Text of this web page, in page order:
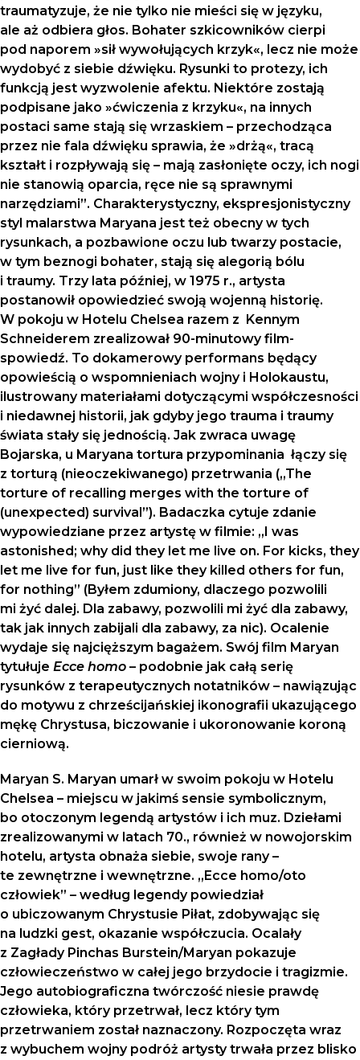
traumatyzuje, że nie tylko nie mieści się w języku,
ale aż odbiera głos. Bohater szkicowników cierpi
pod naporem »sił wywołujących krzyk«, lecz nie może
wydobyć z siebie dźwięku. Rysunki to protezy, ich
funkcją jest wyzwolenie afektu. Niektóre zostają
podpisane jako »ćwiczenia z krzyku«, na innych
postaci same stają się wrzaskiem – przechodząca
przez nie fala dźwięku sprawia, że »drżą«, tracą
kształt i rozpływają się – mają zasłonięte oczy, ich nogi
nie stanowią oparcia, ręce nie są sprawnymi
narzędziami”. Charakterystyczny, ekspresjonistyczny
styl malarstwa Maryana jest też obecny w tych
rysunkach, a pozbawione oczu lub twarzy postacie,
w tym beznogi bohater, stają się alegorią bólu
i traumy. Trzy lata później, w 1975 r., artysta
postanowił opowiedzieć swoją wojenną historię.
W pokoju w Hotelu Chelsea razem z Kennym
Schneiderem zrealizował 90-minutowy film-
spowiedź. To dokamerowy performans będący
opowieścią o wspomnieniach wojny i Holokaustu,
ilustrowany materiałami dotyczącymi współczesności
i niedawnej historii, jak gdyby jego trauma i traumy
świata stały się jednością. Jak zwraca uwagę
Bojarska, u Maryana tortura przypominania łączy się
z torturą (nieoczekiwanego) przetrwania („The
torture of recalling merges with the torture of
(unexpected) survival”). Badaczka cytuje zdanie
wypowiedziane przez artystę w filmie: „I was
astonished; why did they let me live on. For kicks, they
let me live for fun, just like they killed others for fun,
for nothing” (Byłem zdumiony, dlaczego pozwolili
mi żyć dalej. Dla zabawy, pozwolili mi żyć dla zabawy,
tak jak innych zabijali dla zabawy, za nic). Ocalenie
wydaje się najcięższym bagażem. Swój film Maryan
tytułuje Ecce homo – podobnie jak całą serię
rysunków z terapeutycznych notatników – nawiązując
do motywu z chrześcijańskiej ikonografii ukazującego
mękę Chrystusa, biczowanie i ukoronowanie koroną
cierniową.
Maryan S. Maryan umarł w swoim pokoju w Hotelu
Chelsea – miejscu w jakimś sensie symbolicznym,
bo otoczonym legendą artystów i ich muz. Dziełami
zrealizowanymi w latach 70., również w nowojorskim
hotelu, artysta obnaża siebie, swoje rany –
te zewnętrzne i wewnętrzne. „Ecce homo/oto
człowiek” – według legendy powiedział
o ubiczowanym Chrystusie Piłat, zdobywając się
na ludzki gest, okazanie współczucia. Ocalały
z Zagłady Pinchas Burstein/Maryan pokazuje
człowieczeństwo w całej jego brzydocie i tragizmie.
Jego autobiograficzna twórczość niesie prawdę
człowieka, który przetrwał, lecz który tym
przetrwaniem został naznaczony. Rozpoczęta wraz
z wybuchem wojny podróż artysty trwała przez blisko